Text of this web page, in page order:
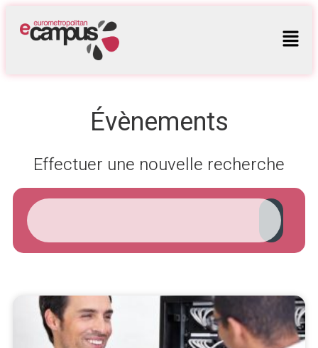
Évènements
Effectuer une nouvelle recherche